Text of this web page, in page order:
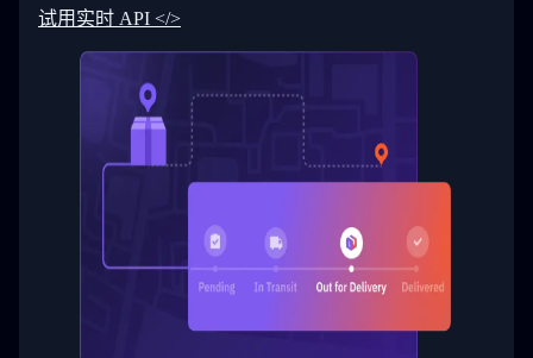
34 }
试用实时 API </>